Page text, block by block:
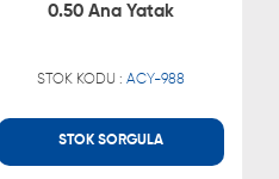
0.50 Ana Yatak
STOK KODU : ACY-988
STOK SORGULA